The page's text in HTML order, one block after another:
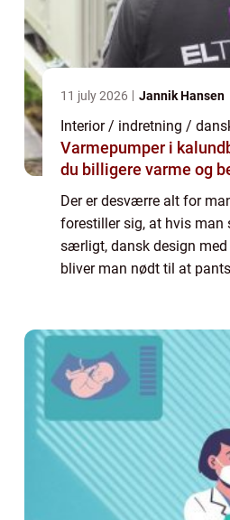
11 july 2026 Jannik Hansen
Interior / indretning /
Varmepumper i
du billigere varme og
Der er desværre alt for
forestiller sig, at hvis man
særligt, dansk design med
bliver man nødt til at